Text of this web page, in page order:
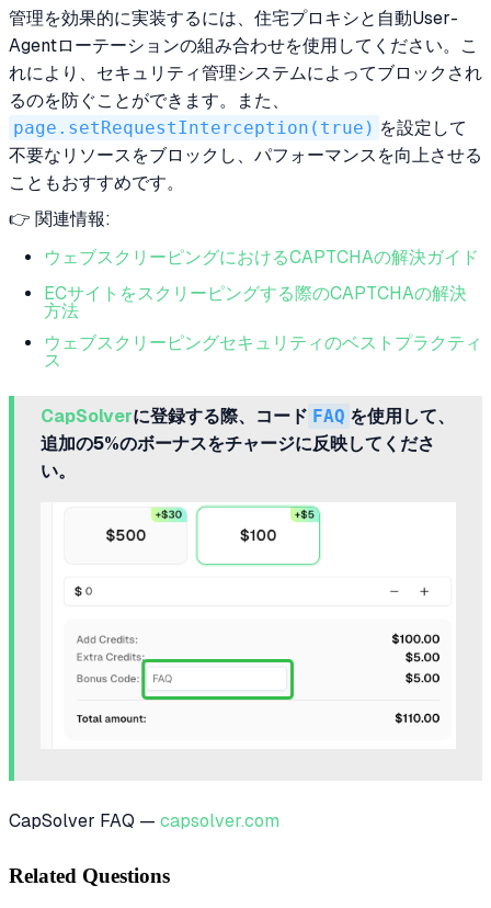
管理を効果的に実装するには、住宅プロキシと自動User-
Agentローテーションの組み合わせを使用してください。こ
れにより、セキュリティ管理システムによってブロックされ
るのを防ぐことができます。また、
page.setRequestInterception(true) を設定して
不要なリソースをブロックし、パフォーマンスを向上させる
こともおすすめです。
👉 関連情報:
ウェブスクリーピングにおけるCAPTCHAの解決ガイド
ECサイトをスクリーピングする際のCAPTCHAの解決
方法
ウェブスクリーピングセキュリティのベストプラクティ
ス
CapSolverに登録する際、コード FAQ を使用して、
追加の5%のボーナスをチャージに反映してくださ
い。
CapSolver FAQ — capsolver.com
Related Questions